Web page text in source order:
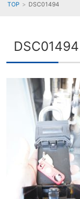
TOP DSC01494
DSC01494